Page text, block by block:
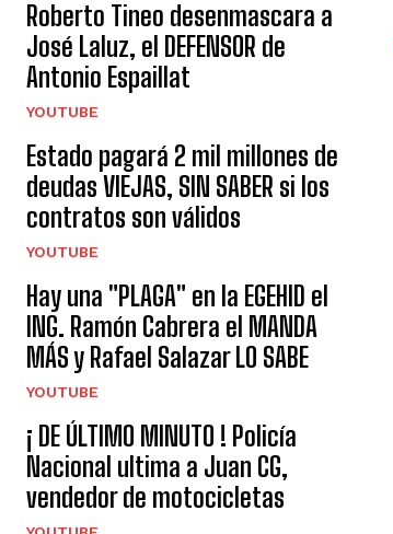
Roberto Tineo desenmascara a
José Laluz, el DEFENSOR de
Antonio Espaillat
YOUTUBE
Estado pagará 2 mil millones de
deudas VIEJAS, SIN SABER si los
contratos son válidos
YOUTUBE
Hay una "PLAGA" en la EGEHID el
ING. Ramón Cabrera el MANDA
MÁS y Rafael Salazar LO SABE
YOUTUBE
¡ DE ÚLTIMO MINUTO ! Policía
Nacional ultima a Juan CG,
vendedor de motocicletas